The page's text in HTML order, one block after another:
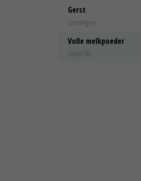
Gerst
Groningen
Volle melkpoeder
Zuivel NL